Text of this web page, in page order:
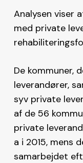
Analysen viser
med private
De kommuner,
leverandører,
syv private
af de 56
private
a i 2015, mens
samarbejdet